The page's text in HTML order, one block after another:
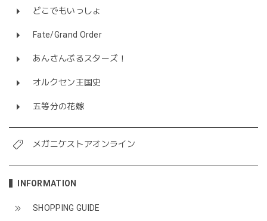
どこでもいっしょ
Fate/Grand Order
あんさんぶるスターズ！
オルクセン王国史
五等分の花嫁
メガニケストアオンライン
INFORMATION
SHOPPING GUIDE